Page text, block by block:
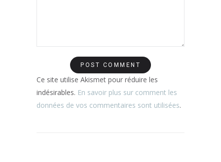
Ce site utilise Akismet pour réduire les
indésirables. En savoir plus sur comment les
données de vos commentaires sont utilisées.